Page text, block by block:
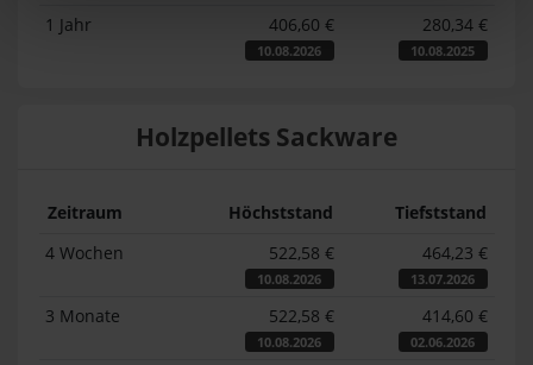
1 Jahr 406,60 €
10.08.2026
280,34 €
10.08.2025
Holzpellets Sackware
Zeitraum Höchststand
Tiefststand
4 Wochen
522,58 €
10.08.2026
464,23 €
13.07.2026
3 Monate 522,58 €
10.08.2026
414,60 €
02.06.2026